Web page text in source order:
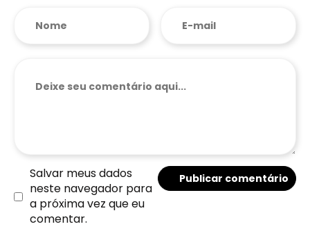
Salvar meus dados
neste navegador para
a próxima vez que eu
comentar.